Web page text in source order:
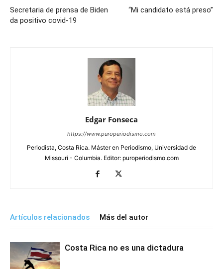
Secretaria de prensa de Biden
da positivo covid-19
“Mi candidato está preso”
Edgar Fonseca
https://www.puroperiodismo.com
Periodista, Costa Rica. Máster en Periodismo, Universidad de
Missouri - Columbia. Editor: puroperiodismo.com
Artículos relacionados Más del autor
Costa Rica no es una dictadura